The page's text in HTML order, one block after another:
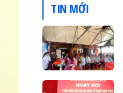
TIN MỚI